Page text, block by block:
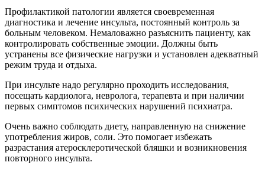
Профилактикой патологии является своевременная
диагностика и лечение инсульта, постоянный контроль за
больным человеком. Немаловажно разъяснить пациенту, как
контролировать собственные эмоции. Должны быть
устранены все физические нагрузки и установлен адекватный
режим труда и отдыха.
При инсульте надо регулярно проходить исследования,
посещать кардиолога, невролога, терапевта и при наличии
первых симптомов психических нарушений психиатра.
Очень важно соблюдать диету, направленную на снижение
употребления жиров, соли. Это помогает избежать
разрастания атеросклеротической бляшки и возникновения
повторного инсульта.